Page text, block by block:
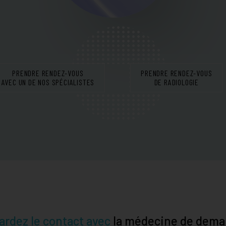
PRENDRE RENDEZ-VOUS
AVEC UN DE NOS SPÉCIALISTES
PRENDRE RENDEZ-VOUS
DE RADIOLOGIE
le contact avec la médecine de